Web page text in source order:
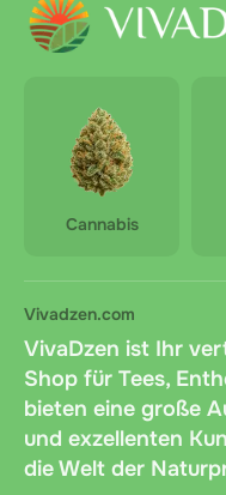
Cannabis
Vivadzen.com
VivaDzen ist Ihr
Shop für Tees,
bieten eine große
und exzellenten
die Welt der